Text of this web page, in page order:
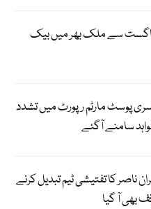
جماعت اسلامی کا 16 اگست سے ملک بھر میں بیک
پوسٹ مارٹم رپورٹ میں تشدد
سامنے آگئے
ناصر کا تفتیشی ٹیم تبدیل کرنے
بھی آ گیا